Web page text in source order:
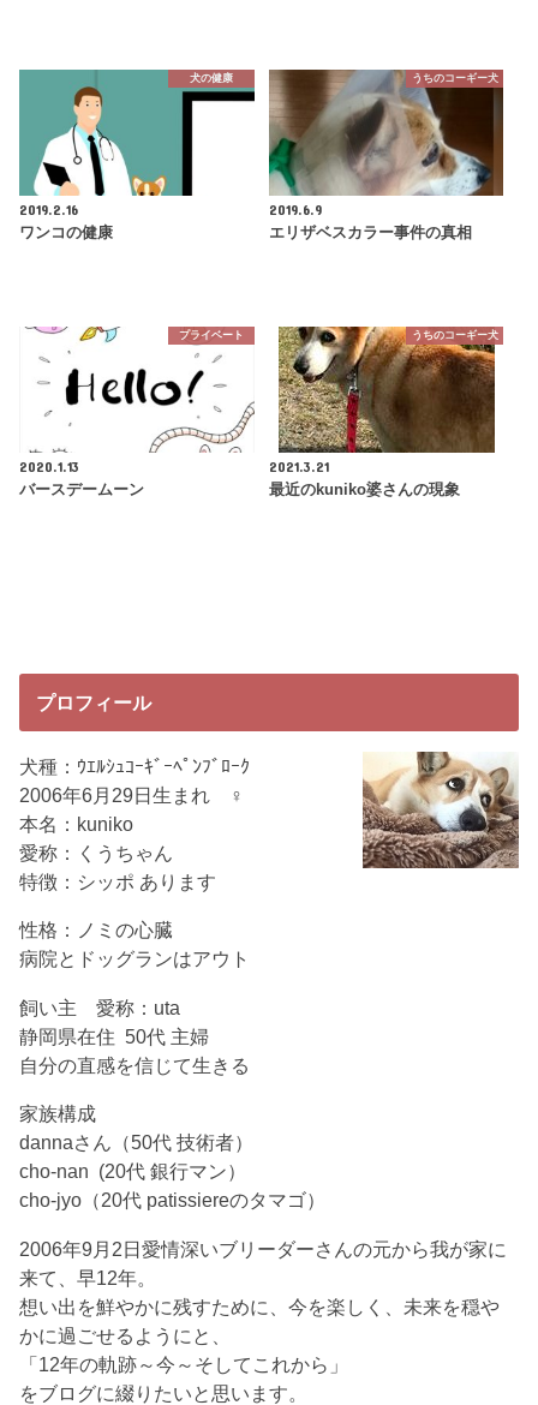
犬の健康
2019.2.16
ワンコの健康
うちのコーギー犬
2019.6.9
エリザベスカラー事件の真相
プライベート
2020.1.13
バースデームーン
うちのコーギー犬
2021.3.21
最近のkuniko婆さんの現象
プロフィール
犬種：ｳｴﾙｼｭｺｰｷﾞｰﾍﾟﾝﾌﾞﾛｰｸ
2006年6月29日生まれ ♀
本名：kuniko
愛称：くうちゃん
特徴：シッポ あります
性格：ノミの心臓
病院とドッグランはアウト
飼い主 愛称：uta
静岡県在住 50代 主婦
自分の直感を信じて生きる
家族構成
dannaさん（50代 技術者）
cho-nan (20代 銀行マン）
cho-jyo（20代 patissiereのタマゴ）
2006年9月2日愛情深いブリーダーさんの元から我が家に
来て、早12年。
想い出を鮮やかに残すために、今を楽しく、未来を穏や
かに過ごせるようにと、
「12年の軌跡～今～そしてこれから」
をブログに綴りたいと思います。